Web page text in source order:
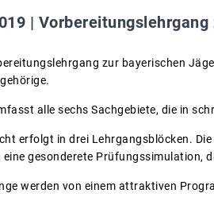
|
zur bayerischen
alle sechs Sachgebiete, die in
erfolgt in drei Lehrgangsblöcken.
eine gesonderete Prüfungssimulation,
werden von einem attraktiven